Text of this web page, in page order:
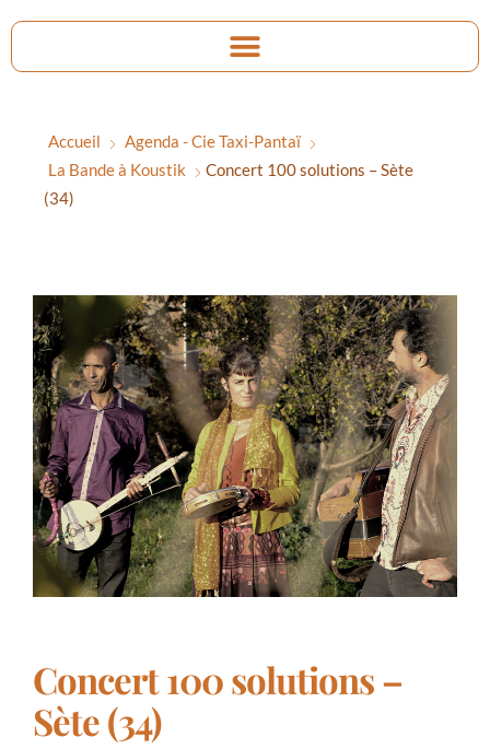
Accueil
Agenda - Cie Taxi-Pantaï
La Bande à Koustik
Concert 100 solutions – Sète
(34)
Concert 100 solutions –
Sète (34)